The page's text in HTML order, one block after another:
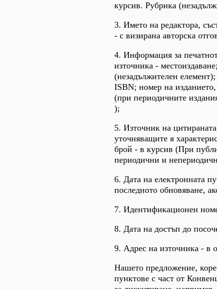
курсив. Рубрика
3. Името на редактора,
- с визирана авторска
4. Информация за
източника -
(незадължителен
ISBN; номер на
(при периодичните
);
5. Източник на
уточняващите я
брой - в курсив (При
периодични и
6. Дата на електронната
последното обновяване,
7. Идентификационен
8. Дата на достъп до
9. Адрес на източника - в
Нашето предложение,
пунктове с част от